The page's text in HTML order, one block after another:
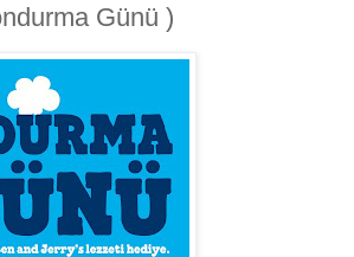
Günü )